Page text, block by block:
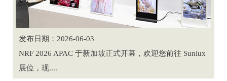
发布日期：2026-06-03
NRF 2026 APAC 于新加坡正式开幕，欢迎您前往 Sunlux
展位，现....